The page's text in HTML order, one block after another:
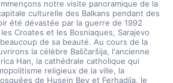
notre visite panoramique de la
culturelle des Balkans pendant des
été dévastée par la guerre de 1992
Croates et les Bosniaques, Sarajevo
de sa beauté. Au cours de la
la célèbre Baščaršija, l'ancienne
Han, la cathédrale catholique qui
religieux de la ville, la
de Husein Bey et Ferhadija, le